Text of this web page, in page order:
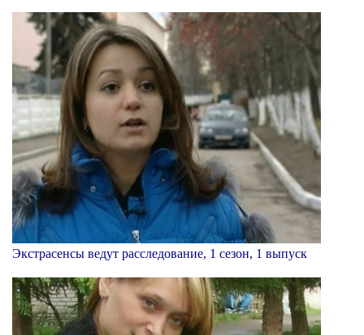
Экстрасенсы ведут расследование, 1 сезон, 1 выпуск